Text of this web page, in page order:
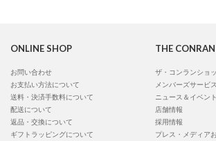
ONLINE SHOP
お問い合わせ
お支払い方法について
送料・決済手数料について
配送について
返品・交換について
ギフトラッピングについて
THE
ザ・コンランショ
メンバーズサービ
ニュース＆イベント
店舗情報
採用情報
プレス・メディア